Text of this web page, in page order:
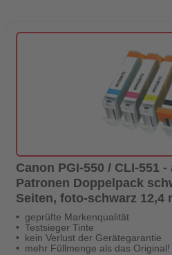
Canon PGI-550 / CLI-551
Patronen Doppelpack
Seiten, foto-schwarz 12,4
Digital Revolution
geprüfte Markenqualität
Testsieger Tinte
kein Verlust der Gerätegarantie
mehr Füllmenge als das Original!